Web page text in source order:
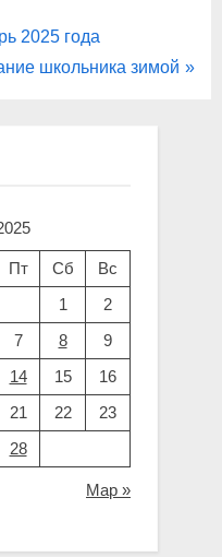
2025 года
школьника зимой
Пт Сб
Вс
1
2
7 8
9
14 15
16
21 22
23
28
Мар »